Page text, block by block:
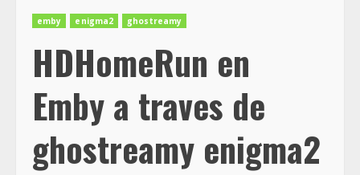
emby enigma2 ghostreamy
HDHomeRun en
Emby a traves de
ghostreamy enigma2